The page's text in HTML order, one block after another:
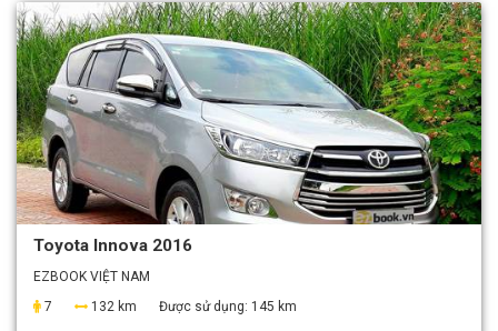
Toyota Innova 2016
EZBOOK VIỆT NAM
7
132 km Được sử dụng: 145 km